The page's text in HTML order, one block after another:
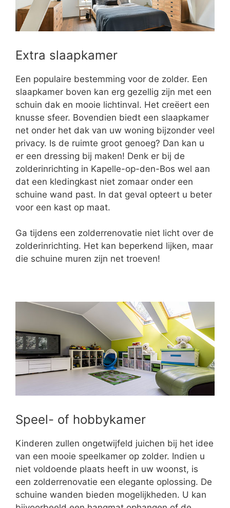
Extra slaapkamer
Een populaire bestemming voor de zolder. Een
slaapkamer boven kan erg gezellig zijn met een
schuin dak en mooie lichtinval. Het creëert een
knusse sfeer. Bovendien biedt een slaapkamer
net onder het dak van uw woning bijzonder veel
privacy. Is de ruimte groot genoeg? Dan kan u
er een dressing bij maken! Denk er bij de
zolderinrichting in Kapelle-op-den-Bos wel aan
dat een kledingkast niet zomaar onder een
schuine wand past. In dat geval opteert u beter
voor een kast op maat.
Ga tijdens een zolderrenovatie niet licht over de
zolderinrichting. Het kan beperkend lijken, maar
die schuine muren zijn net troeven!
Speel- of hobbykamer
Kinderen zullen ongetwijfeld juichen bij het idee
van een mooie speelkamer op zolder. Indien u
niet voldoende plaats heeft in uw woonst, is
een zolderrenovatie een elegante oplossing. De
schuine wanden bieden mogelijkheden. U kan